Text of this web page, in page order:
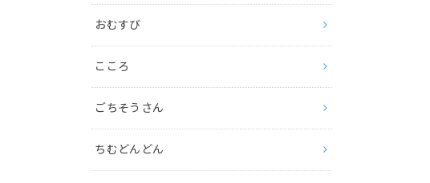
おむすび
こころ
ごちそうさん
ちむどんどん